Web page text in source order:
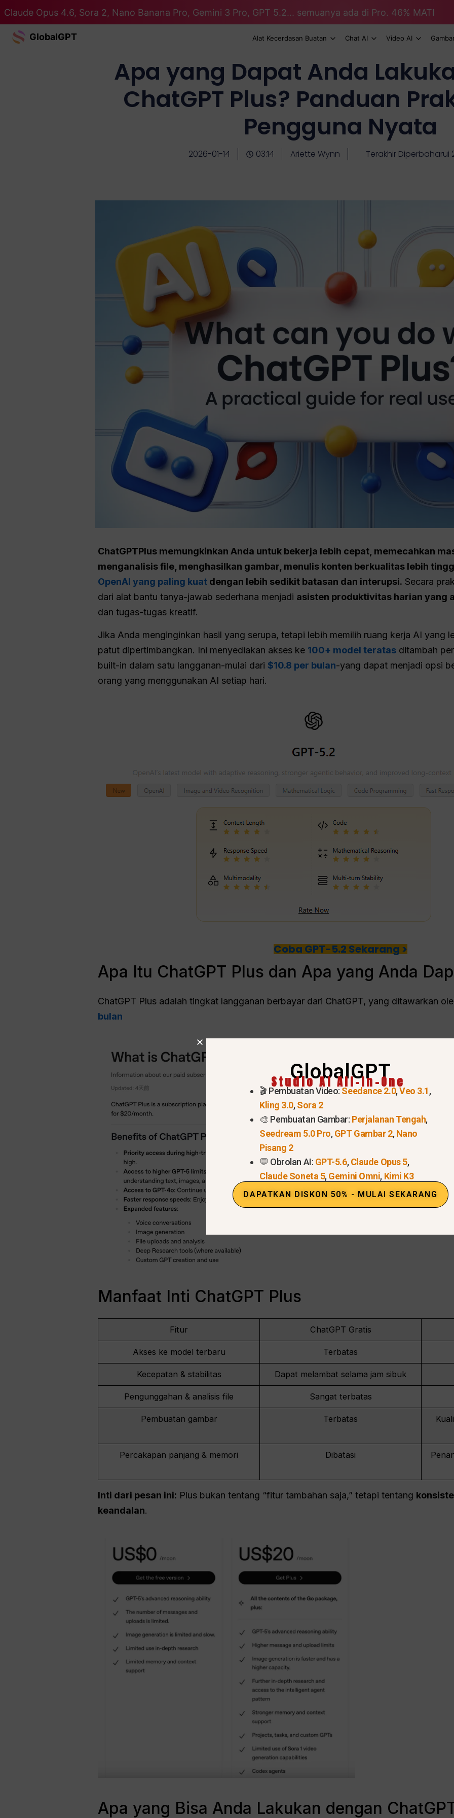
Claude Opus 4.6, Sora 2, Nano Banana Pro, Gemini 3 Pro, GPT 5.2... semuanya ada di Pro. 46% MATI
GlobalGPT Alat Kecerdasan Buatan Chat AI Video AI
Apa yang Dapat Anda
ChatGPT Plus? Panduan
Pengguna Nyata
2026-01-14 03:14 Ariette Wynn Terakhir Diperbaharui
ChatGPTPlus memungkinkan Anda untuk bekerja lebih cepat, memecahkan
menganalisis file, menghasilkan gambar, menulis konten berkualitas lebih
OpenAI yang paling kuat dengan lebih sedikit batasan dan interupsi. Secara
dari alat bantu tanya-jawab sederhana menjadi asisten produktivitas harian yang
dan tugas-tugas kreatif.
Jika Anda menginginkan hasil yang serupa, tetapi lebih memilih ruang kerja AI yang
patut dipertimbangkan. Ini menyediakan akses ke 100+ model teratas ditambah
built-in dalam satu langganan-mulai dari $10.8 per bulan-yang dapat menjadi opsi
orang yang menggunakan AI setiap hari.
Coba GPT-5.2 Sekarang >
Apa Itu ChatGPT Plus dan Apa yang Anda
ChatGPT Plus adalah tingkat langganan berbayar dari ChatGPT, yang ditawarkan
bulan
Manfaat Inti ChatGPT Plus
Fitur ChatGPT Gratis
Akses ke model terbaru Terbatas
Kecepatan & stabilitas Dapat melambat selama jam sibuk
Pengunggahan & analisis file Sangat terbatas
Pembuatan gambar Terbatas
Percakapan panjang & memori Dibatasi
Inti dari pesan ini: Plus bukan tentang “fitur tambahan saja,” tetapi tentang
keandalan.
Apa yang Bisa Anda Lakukan dengan
GlobalGPT
Studio AI All-In-One
🎬 Pembuatan Video: Seedance 2.0,Veo 3.1,
Kling 3.0,Sora 2
🎨 Pembuatan Gambar: Perjalanan Tengah,
Seedream 5.0 Pro,GPT Gambar 2,Nano
Pisang 2
💬 Obrolan AI: GPT-5.6,Claude Opus 5,
Claude Soneta 5,Gemini Omni, Kimi K3
DAPATKAN DISKON 50% - MULAI SEKARANG